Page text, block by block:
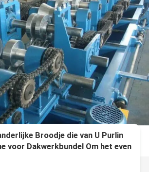
Broodje die van U Purlin
voor Dakwerkbundel Om het even